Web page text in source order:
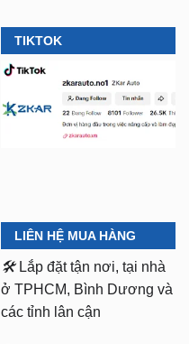
TIKTOK
LIÊN HỆ MUA HÀNG
🛠️ Lắp đặt tận nơi, tại nhà
ở TPHCM, Bình Dương và
các tỉnh lân cận